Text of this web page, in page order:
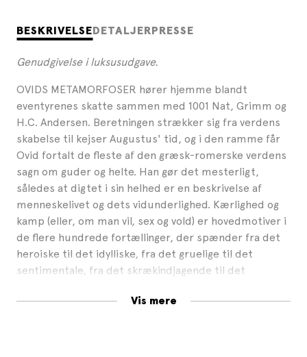
BESKRIVELSE DETALJER PRESSE
Genudgivelse i luksusudgave.
OVIDS METAMORFOSER hører hjemme blandt
eventyrenes skatte sammen med 1001 Nat, Grimm og
H.C. Andersen. Beretningen strækker sig fra verdens
skabelse til kejser Augustus' tid, og i den ramme får
Ovid fortalt de fleste af den græsk-romerske verdens
sagn om guder og helte. Han gør det mesterligt,
således at digtet i sin helhed er en beskrivelse af
menneskelivet og dets vidunderlighed. Kærlighed og
kamp (eller, om man vil, sex og vold) er hovedmotiver i
de flere hundrede fortællinger, der spænder fra det
heroiske til det idylliske, fra det gruelige til det
sentimentale, fra det skrækindjagende til det
Vis mere